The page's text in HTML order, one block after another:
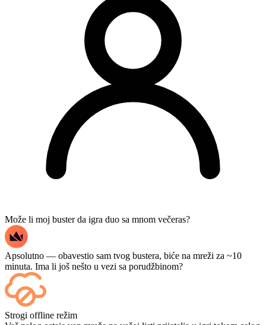
Može li moj buster da igra duo sa mnom večeras?
Apsolutno — obavestio sam tvog bustera, biće na mreži za ~10
minuta. Ima li još nešto u vezi sa porudžbinom?
Da — svaki meč se pojavljuje na vašoj kontrolnoj tabli čim se
završi, a ako želite da gledate same partije, dodajte Streaming
Strogi offline režim